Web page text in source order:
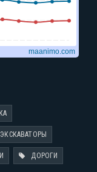
ЭКСКАВАТОРЫ
ДОРОГИ